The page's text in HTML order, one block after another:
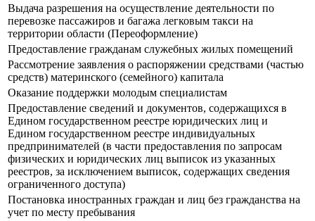
Выдача разрешения на осуществление деятельности по
перевозке пассажиров и багажа легковым такси на
территории области (Переоформление)
Предоставление гражданам служебных жилых помещений
Рассмотрение заявления о распоряжении средствами (частью
средств) материнского (семейного) капитала
Оказание поддержки молодым специалистам
Предоставление сведений и документов, содержащихся в
Едином государственном реестре юридических лиц и
Едином государственном реестре индивидуальных
предпринимателей (в части предоставления по запросам
физических и юридических лиц выписок из указанных
реестров, за исключением выписок, содержащих сведения
ограниченного доступа)
Постановка иностранных граждан и лиц без гражданства на
учет по месту пребывания